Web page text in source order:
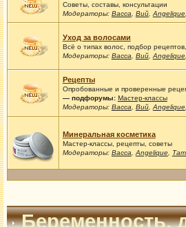
Советы, составы, консультации
Модераторы: Васса Вий, Angelique,
Уход за волосами
Всё о типах волос, подбор
Модераторы: Васса Вий, Angelique,
Рецепты
Опробованные и проверенные
— подфорумы: Мастер-классы
Модераторы: Васса Вий, Angelique,
Минеральная косметика
Мастер-классы, рецепты, советы
Модераторы: Васса Angelique,
Беременность,